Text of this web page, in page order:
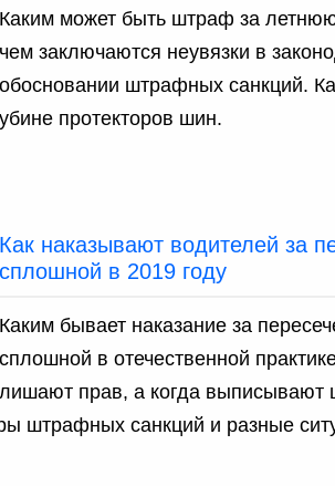
Каким может быть штраф за
чем заключаются неувязки в
обосновании штрафных санкций.
протекторов шин.
Как наказывают водителей за
сплошной в 2019 году
Каким бывает наказание за
сплошной в отечественной
лишают прав, а когда выписывают
штрафных санкций и разные